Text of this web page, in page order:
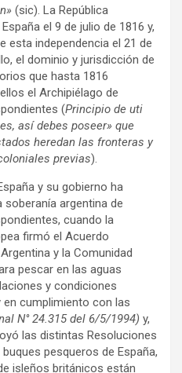
(sic). La República
el 9 de julio de 1816 y,
esta independencia el 21 de
el dominio y jurisdicción de
que hasta 1816
el Archipiélago de
(Principio de uti
así debes poseer» que
heredan las fronteras y
previas).
y su gobierno ha
argentina de
cuando la
firmó el Acuerdo
y la Comunidad
pescar en las aguas
y condiciones
cumplimiento con las
N° 24.315 del 6/5/1994) y,
las distintas Resoluciones
buques pesqueros de España,
isleños británicos están